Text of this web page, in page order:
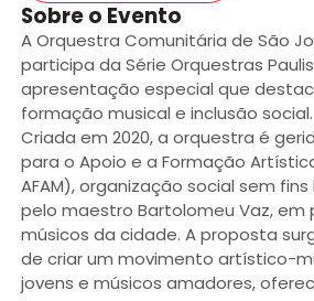
Sobre o Evento
A Orquestra Comunitária de São
participa da Série Orquestras
apresentação especial que
formação musical e inclusão social.
Criada em 2020, a orquestra é
para o Apoio e a Formação
AFAM), organização social sem
pelo maestro Bartolomeu Vaz, em
músicos da cidade. A proposta
de criar um movimento artístico-
jovens e músicos amadores,